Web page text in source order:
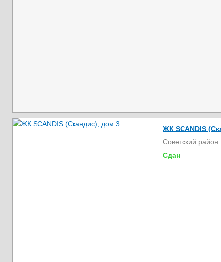
ЖК SCANDIS
Советский район
Сдан